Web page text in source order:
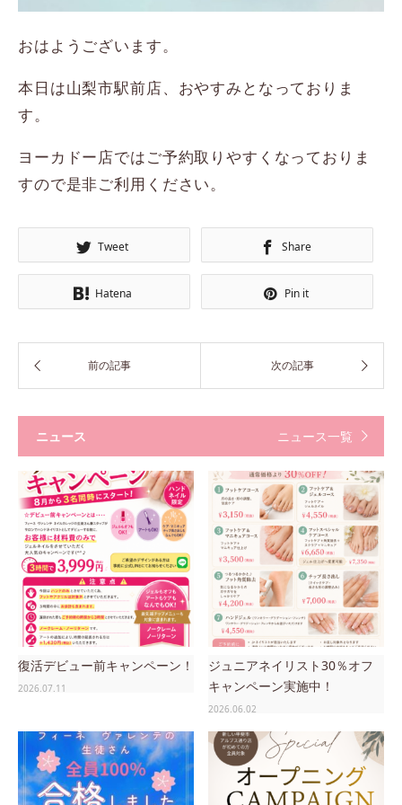
おはようございます。
本日は山梨市駅前店、おやすみとなっておりま
す。
ヨーカドー店ではご予約取りやすくなっておりま
すので是非ご利用ください。
Tweet Share
Hatena Pin it
ニュース ニュース一覧
復活デビュー前キャンペーン！
2026.07.11
ジュニアネイリスト30％オフ
キャンペーン実施中！
2026.06.02